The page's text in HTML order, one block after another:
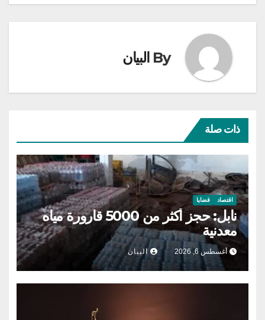
By البيان
ذات صلة
اقتصاد قضايا
نابل: حجز أكثر من 5000 قارورة مياه
معدنية
أغسطس 6, 2026 البيان